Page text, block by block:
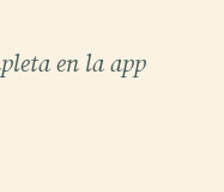
en la app